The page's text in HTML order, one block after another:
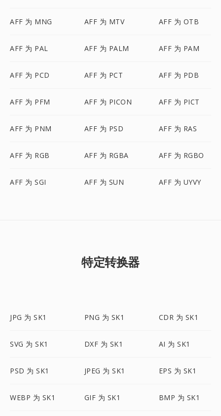
AFF 为 MNG AFF 为 MTV AFF 为 OTB
AFF 为 PAL AFF 为 PALM AFF 为 PAM
AFF 为 PCD AFF 为 PCT AFF 为 PDB
AFF 为 PFM AFF 为 PICON AFF 为 PICT
AFF 为 PNM AFF 为 PSD AFF 为 RAS
AFF 为 RGB AFF 为 RGBA AFF 为 RGBO
AFF 为 SGI AFF 为 SUN AFF 为 UYVY
特定转换器
JPG 为 SK1 PNG 为 SK1 CDR 为 SK1
SVG 为 SK1 DXF 为 SK1 AI 为 SK1
PSD 为 SK1 JPEG 为 SK1 EPS 为 SK1
WEBP 为 SK1 GIF 为 SK1 BMP 为 SK1